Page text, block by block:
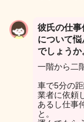
彼氏の仕
について
でしょうか
一階から二
車で5分の距
業者に依頼
あるし仕事
と。